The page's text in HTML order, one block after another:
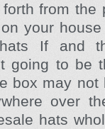
from the
your
If and
going to be
box may not
over
hats